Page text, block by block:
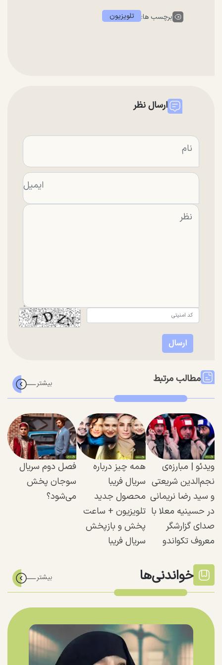
برچسب ها: تلویزیون
ارسال نظر
مطالب مرتبط
ویدئو | مبارزه‌ی
نجم‌الدین شریعتی
و سید رضا نریمانی
در حسینیه معلا با
صدای گزارشگر
معروف تکواندو
همه چیز درباره
سریال فریبا
محصول جدید
تلویزیون + ساعت
پخش و بازپخش
سریال فریبا
فصل دوم سریال
سوجان پخش
می‌شود؟
خواندنی‌ها